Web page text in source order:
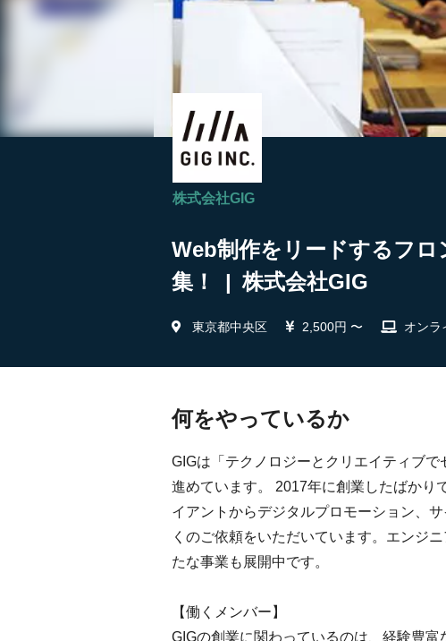
株式会社GIG
Web制作をリードするフ
集！ | 株式会社GIG
東京都中央区 2,500円 〜 オンラ
何をやっているか
GIGは「テクノロジーとクリエイティブ
進めています。 2017年に創業したばかり
イアントからデジタルプロモーション、
くのご依頼をいただいています。エンジ
たな事業も展開中です。
【働くメンバー】
GIGの創業に関わっているのは、経験豊